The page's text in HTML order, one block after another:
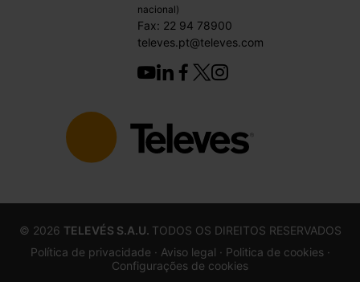
nacional)
Fax: 22 94 78900
televes.pt@televes.com
© 2026 TELEVÉS S.A.U. TODOS OS DIREITOS RESERVADOS
Política de privacidade · Aviso legal · Politica de cookies ·
Configurações de cookies